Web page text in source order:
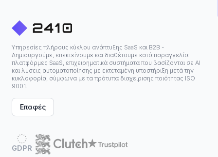
Υπηρεσίες πλήρους κύκλου ανάπτυξης SaaS και B2B -
Δημιουργούμε, επεκτείνουμε και διαθέτουμε κατά παραγγελία
πλατφόρμες SaaS, επιχειρηματικά συστήματα που βασίζονται σε ΑΙ
και λύσεις αυτοματοποίησης με εκτεταμένη υποστήριξη μετά την
κυκλοφορία, σύμφωνα με τα πρότυπα διαχείρισης ποιότητας ISO
9001.
Επαφές
GDPR